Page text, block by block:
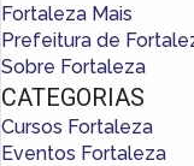
Fortaleza Mais
Prefeitura de
Sobre Fortaleza
CATEGORIAS
Cursos Fortaleza
Eventos Fortaleza